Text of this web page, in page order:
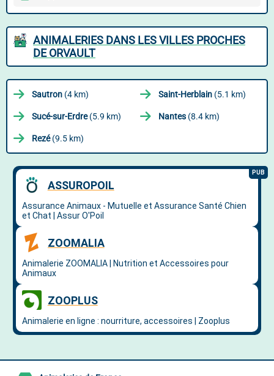
ANIMALERIES DANS LES VILLES PROCHES
DE ORVAULT
Sautron (4 km) Saint-Herblain (5.1 km)
Sucé-sur-Erdre(5.9 km) Nantes (8.4 km)
Rezé(9.5 km)